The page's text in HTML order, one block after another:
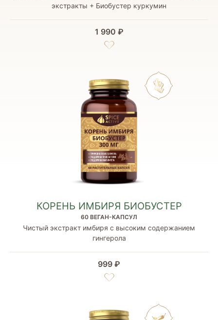
экстракты + Биобустер куркумин
1 990 ₽
КОРЕНЬ ИМБИРЯ БИОБУСТЕР
60 ВЕГАН-КАПСУЛ
Чистый экстракт имбиря с высоким содержанием
гингерола
999 ₽